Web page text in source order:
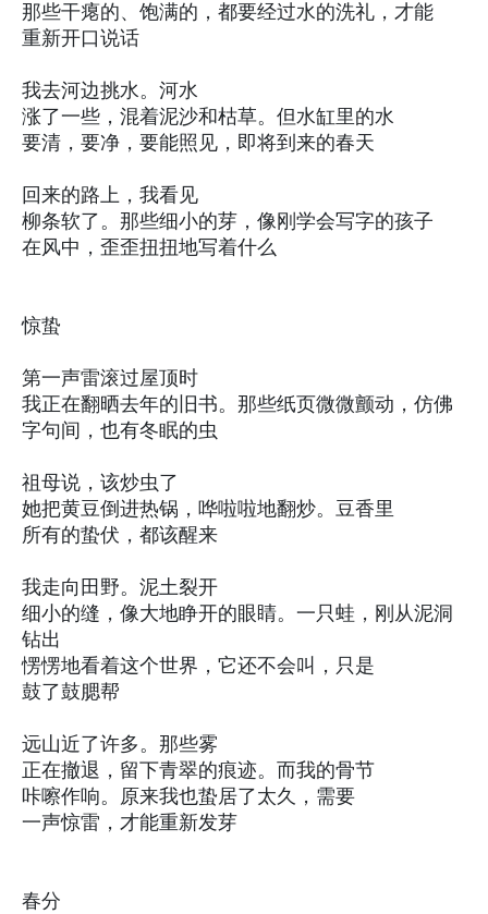
那些干瘪的、饱满的，都要经过水的洗礼，才能
重新开口说话
我去河边挑水。河水
涨了一些，混着泥沙和枯草。但水缸里的水
要清，要净，要能照见，即将到来的春天
回来的路上，我看见
柳条软了。那些细小的芽，像刚学会写字的孩子
在风中，歪歪扭扭地写着什么
惊蛰
第一声雷滚过屋顶时
我正在翻晒去年的旧书。那些纸页微微颤动，仿佛
字句间，也有冬眠的虫
祖母说，该炒虫了
她把黄豆倒进热锅，哗啦啦地翻炒。豆香里
所有的蛰伏，都该醒来
我走向田野。泥土裂开
细小的缝，像大地睁开的眼睛。一只蛙，刚从泥洞
钻出
愣愣地看着这个世界，它还不会叫，只是
鼓了鼓腮帮
远山近了许多。那些雾
正在撤退，留下青翠的痕迹。而我的骨节
咔嚓作响。原来我也蛰居了太久，需要
一声惊雷，才能重新发芽
春分